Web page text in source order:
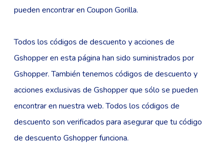
pueden encontrar en Coupon Gorilla.
Todos los códigos de descuento y acciones de
Gshopper en esta página han sido suministrados por
Gshopper. También tenemos códigos de descuento y
acciones exclusivas de Gshopper que sólo se pueden
encontrar en nuestra web. Todos los códigos de
descuento son verificados para asegurar que tu código
de descuento Gshopper funciona.